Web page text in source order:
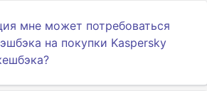
мне может потребоваться
на покупки Kaspersky